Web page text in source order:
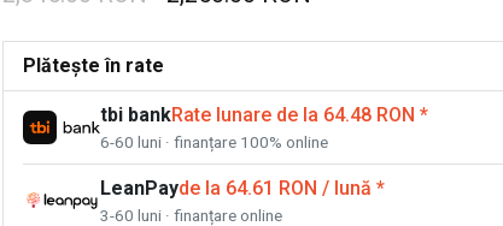
Plătește în rate
tbi bankRate lunare de la 64.48 RON *
6-60 luni · finanțare 100% online
LeanPayde la 64.61 RON / lună *
3-60 luni · finanțare online